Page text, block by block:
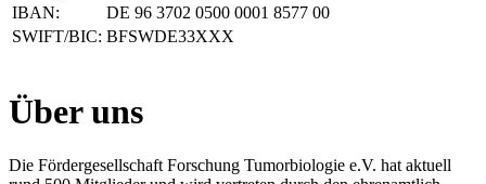
IBAN:
DE 96 3702 0500 0001 8577 00
SWIFT/BIC: BFSWDE33XXX
Überuns
Die Fördergesellschaft Forschung Tumorbiologie e.V. hat aktuell